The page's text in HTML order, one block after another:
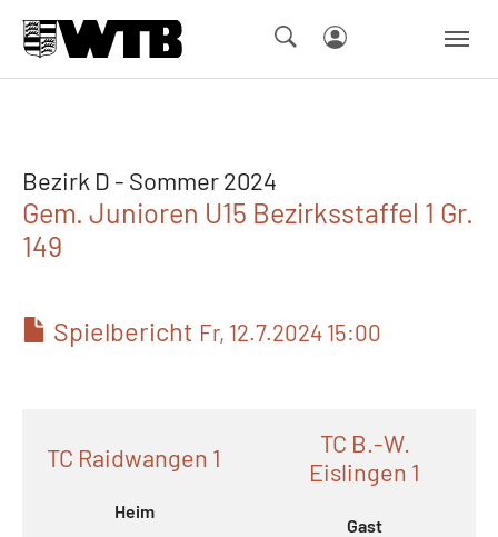
Bezirk D - Sommer 2024
Gem. Junioren U15 Bezirksstaffel 1 Gr.
149
Spielbericht Fr, 12.7.2024 15:00
TC Raidwangen 1
Heim
TC B.-W.
Eislingen 1
Gast